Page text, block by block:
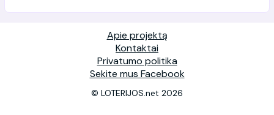
Apie projektą
Kontaktai
Privatumo politika
Sekite mus Facebook
© LOTERIJOS.net 2026